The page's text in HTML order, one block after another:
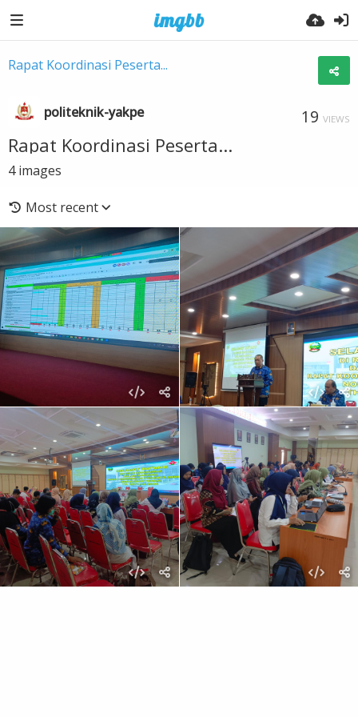
Rapat Koordinasi Peserta...
politeknik-yakpe 19 VIEWS
Rapat Koordinasi Peserta...
4 images
Most recent